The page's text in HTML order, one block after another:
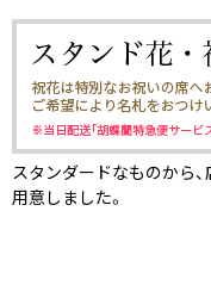
スタンダードなものから
用意しました。